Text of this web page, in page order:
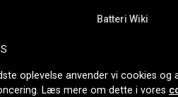
Vi tilbyder et
og meget
siden
Batteri Wiki
Erhvervskunde
oplevelse anvender vi cookies
Læs mere om dette i vores